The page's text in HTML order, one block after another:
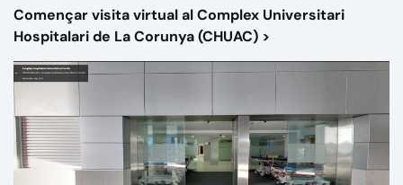
Començar visita virtual al Complex Universitari
Hospitalari de La Corunya (CHUAC) >